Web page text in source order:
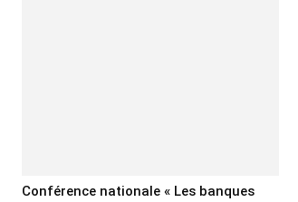
Conférence nationale « Les banques